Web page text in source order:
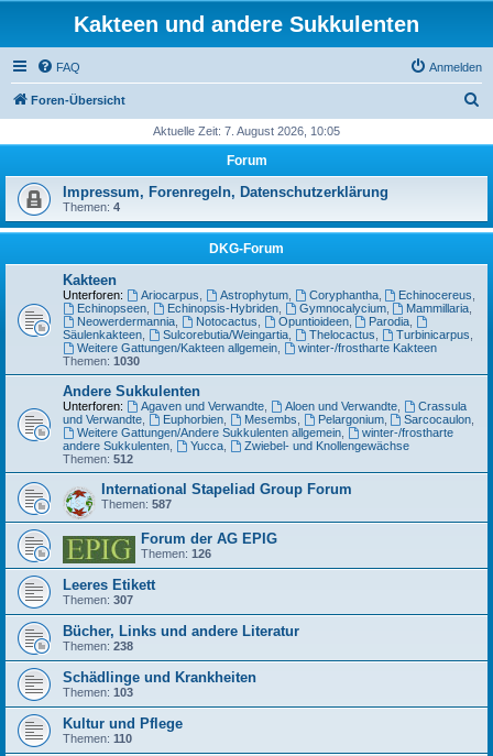
Kakteen und andere Sukkulenten
FAQ Anmelden
Foren-Übersicht
h
Aktuelle Zeit: 7. August 2026, 10:05
Forum
Impressum, Forenregeln, Datenschutzerklärung
Themen: 4
DKG-Forum
Kakteen
Unterforen: Ariocarpus Astrophytum, Coryphantha, Echinocereus
Echinopseen, Echinopsis-Hybriden, Gymnocalycium, Mammillaria
Neowerdermannia, Notocactus Opuntioideen, Parodia
Säulenkakteen
Sulcorebutia/Weingartia, Thelocactus Turbinicarpus
Weitere Gattungen/Kakteen allgemein,
winter-/frostharte Kakteen
Themen: 1030
Andere Sukkulenten
Unterforen: Agaven und Verwandte, Aloen und Verwandte,
Crassula
und Verwandte
Euphorbien, Mesembs Pelargonium, Sarcocaulon
Weitere Gattungen/Andere Sukkulenten allgemein,
winter-/frostharte
andere Sukkulenten
Yucca,
Zwiebel- und Knollengewächse
Themen: 512
International Stapeliad Group Forum
Themen: 587
Forum der AG EPIG
Themen: 126
Leeres Etikett
Themen: 307
Bücher, Links und andere Literatur
Themen: 238
Schädlinge und Krankheiten
Themen: 103
Kultur und Pflege
Themen: 110